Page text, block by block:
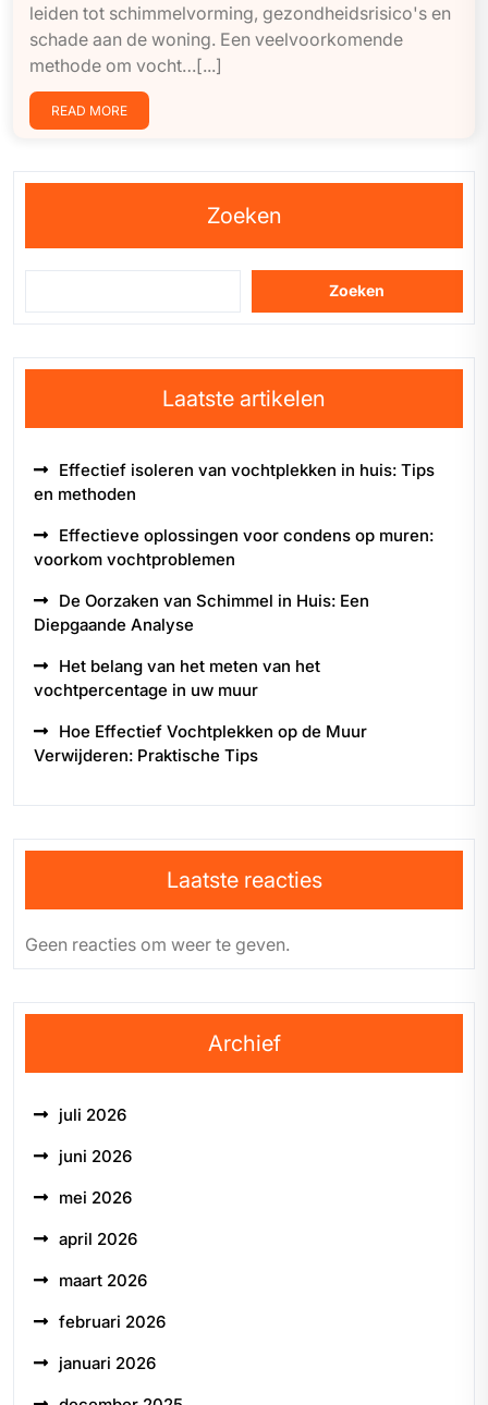
leiden tot schimmelvorming, gezondheidsrisico's en
schade aan de woning. Een veelvoorkomende
methode om vocht…[...]
READ MORE
Zoeken
Zoeken
Laatste artikelen
Effectief isoleren van vochtplekken in huis: Tips
en methoden
Effectieve oplossingen voor condens op muren:
voorkom vochtproblemen
De Oorzaken van Schimmel in Huis: Een
Diepgaande Analyse
Het belang van het meten van het
vochtpercentage in uw muur
Hoe Effectief Vochtplekken op de Muur
Verwijderen: Praktische Tips
Laatste reacties
Geen reacties om weer te geven.
Archief
juli 2026
juni 2026
mei 2026
april 2026
maart 2026
februari 2026
januari 2026